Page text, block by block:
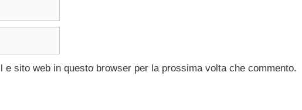
e sito web in questo browser per la prossima volta che commento.